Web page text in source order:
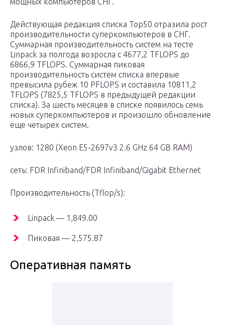
Действующая редакция списка Тор50 отразила рост
производительности суперкомпьютеров в СНГ.
Суммарная производительность систем на тесте
Linpack за полгода возросла с 4677,2 TFLOPS до
6866,9 TFLOPS. Суммарная пиковая
производительность систем списка впервые
превысила рубеж 10 PFLOPS и составила 10811,2
TFLOPS (7825,5 TFLOPS в предыдущей редакции
списка). За шесть месяцев в списке появилось семь
новых суперкомпьютеров и произошло обновление
еще четырех систем.
узлов: 1280 (Xeon E5-2697v3 2.6 GHz 64 GB RAM)
сеть: FDR Infiniband/FDR Infiniband/Gigabit Ethernet
Производительность (Tflop/s):
Linpack — 1,849.00
Пиковая — 2,575.87
Оперативная память